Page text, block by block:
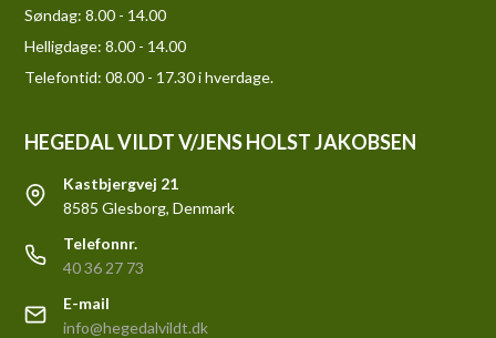
Søndag: 8.00 - 14.00
Helligdage: 8.00 - 14.00
Telefontid: 08.00 - 17.30 i hverdage.
HEGEDAL VILDT V/JENS HOLST JAKOBSEN
Kastbjergvej 21
8585 Glesborg, Denmark
Telefonnr.
40 36 27 73
E-mail
info@hegedalvildt.dk